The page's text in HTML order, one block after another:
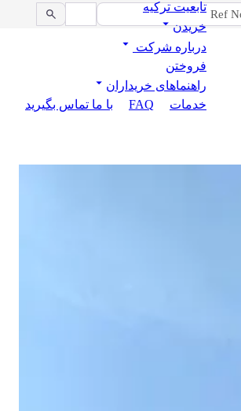
تابعیت ترکیه
خریدن
درباره شرکت
فروختن
راهنماهای خریداران
خدمات
FAQ با ما تماس بگیرید